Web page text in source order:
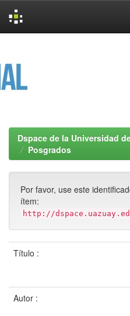
Dspace de la Universidad
Posgrados
Por favor, use este
ítem:
http://
Título :
Autor :